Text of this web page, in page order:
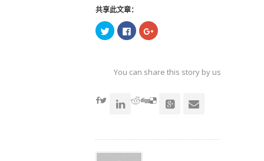
共享此文章：
点
击
共
享
窗
口
点
击
共
享
窗
口
点
击
共
享
窗
口
You can share this story by using your